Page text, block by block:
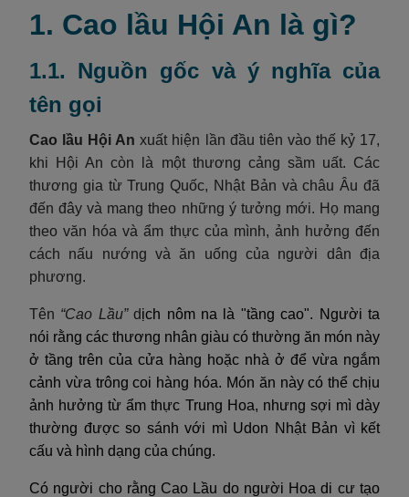
1. Cao lầu Hội An là gì?
1.1. Nguồn gốc và ý nghĩa của
tên gọi
Cao lầu Hội An xuất hiện lần đầu tiên vào thế kỷ 17,
khi Hội An còn là một thương cảng sầm uất. Các
thương gia từ Trung Quốc, Nhật Bản và châu Âu đã
đến đây và mang theo những ý tưởng mới. Họ mang
theo văn hóa và ẩm thực của mình, ảnh hưởng đến
cách nấu nướng và ăn uống của người dân địa
phương.
Tên “Cao Lầu”dịch nôm na là "tầng cao". Người ta
nói rằng các thương nhân giàu có thường ăn món này
ở tầng trên của cửa hàng hoặc nhà ở để vừa ngắm
cảnh vừa trông coi hàng hóa. Món ăn này có thể chịu
ảnh hưởng từ ẩm thực Trung Hoa, nhưng sợi mì dày
thường được so sánh với mì Udon Nhật Bản vì kết
cấu và hình dạng của chúng.
Có người cho rằng Cao Lầu do người Hoa di cư tạo